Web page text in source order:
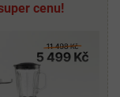
cenu!